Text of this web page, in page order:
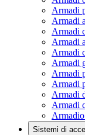
Armadi
Armadi
Armadi
Armadi
Armadi
Armadi
Armadi
Armadi
Armadi
Armadi
Sistemi di